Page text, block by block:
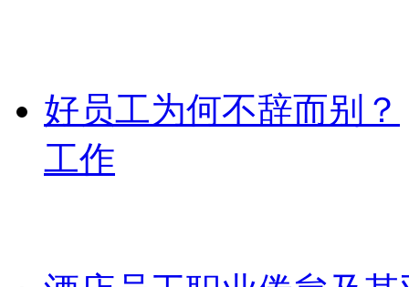
好员工为何不辞而别？
工作